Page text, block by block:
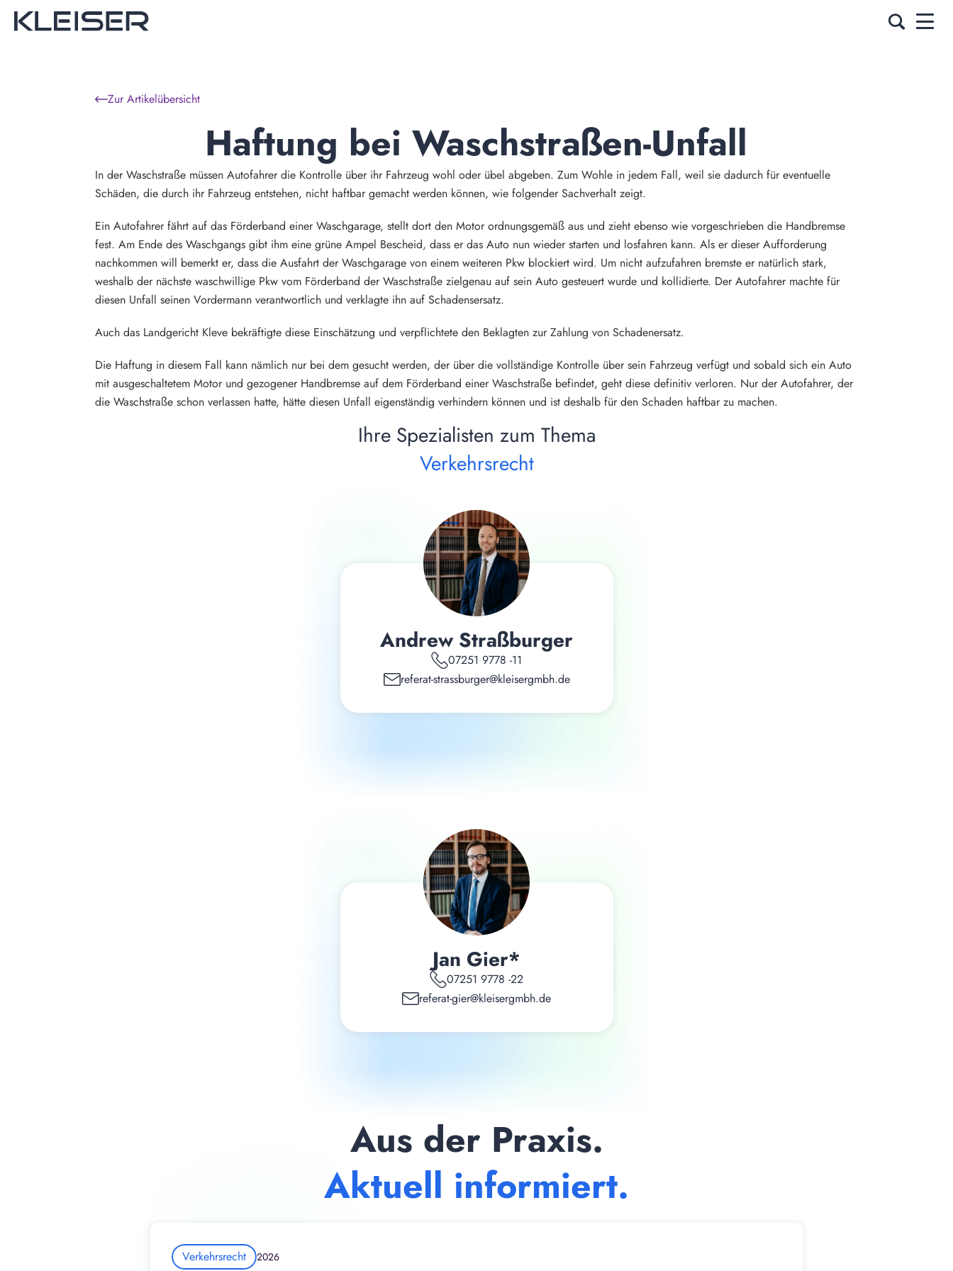
Zur Artikelübersicht
Haftung bei Waschstraßen-Unfall
In der Waschstraße müssen Autofahrer die Kontrolle über ihr Fahrzeug wohl oder übel abgeben. Zum Wohle in jedem Fall, weil sie dadurch für eventuelle
Schäden, die durch ihr Fahrzeug entstehen, nicht haftbar gemacht werden können, wie folgender Sachverhalt zeigt.
Ein Autofahrer fährt auf das Förderband einer Waschgarage, stellt dort den Motor ordnungsgemäß aus und zieht ebenso wie vorgeschrieben die Handbremse
fest. Am Ende des Waschgangs gibt ihm eine grüne Ampel Bescheid, dass er das Auto nun wieder starten und losfahren kann. Als er dieser Aufforderung
nachkommen will bemerkt er, dass die Ausfahrt der Waschgarage von einem weiteren Pkw blockiert wird. Um nicht aufzufahren bremste er natürlich stark,
weshalb der nächste waschwillige Pkw vom Förderband der Waschstraße zielgenau auf sein Auto gesteuert wurde und kollidierte. Der Autofahrer machte für
diesen Unfall seinen Vordermann verantwortlich und verklagte ihn auf Schadensersatz.
Auch das Landgericht Kleve bekräftigte diese Einschätzung und verpflichtete den Beklagten zur Zahlung von Schadenersatz.
Die Haftung in diesem Fall kann nämlich nur bei dem gesucht werden, der über die vollständige Kontrolle über sein Fahrzeug verfügt und sobald sich ein Auto
mit ausgeschaltetem Motor und gezogener Handbremse auf dem Förderband einer Waschstraße befindet, geht diese definitiv verloren. Nur der Autofahrer, der
die Waschstraße schon verlassen hatte, hätte diesen Unfall eigenständig verhindern können und ist deshalb für den Schaden haftbar zu machen.
Ihre Spezialisten zum Thema
Verkehrsrecht
Andrew Straßburger
07251 9778 -11
referat-strassburger@kleisergmbh.de
Jan Gier*
07251 9778 -22
referat-gier@kleisergmbh.de
Aus der Praxis.
Aktuell informiert.
Verkehrsrecht 2026